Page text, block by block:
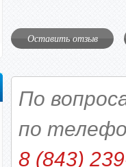
Оставить отзыв
По
по
8 (843)